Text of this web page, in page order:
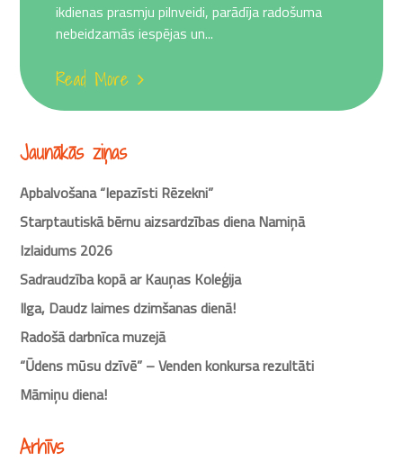
ikdienas prasmju pilnveidi, parādīja radošuma
nebeidzamās iespējas un...
Read More
Jaunākās ziņas
Apbalvošana “Iepazīsti Rēzekni”
Starptautiskā bērnu aizsardzības diena Namiņā
Izlaidums 2026
Sadraudzība kopā ar Kauņas Koleģija
Ilga, Daudz laimes dzimšanas dienā!
Radošā darbnīca muzejā
“Ūdens mūsu dzīvē” – Venden konkursa rezultāti
Māmiņu diena!
Arhīvs